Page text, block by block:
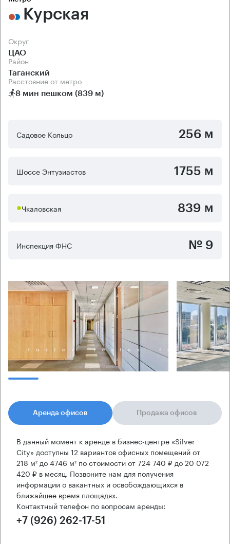
Курская
Округ
ЦАО
Район
Таганский
Расстояние от метро
8 мин пешком (839 м)
Садовое Кольцо 256 м
Шоссе Энтузиастов 1755 м
Чкаловская 839 м
Инспекция ФНС № 9
Аренда офисов Продажа офисов
В данный момент к аренде в бизнес-центре «Silver
City» доступны 12 вариантов офисных помещений от
218 м² до 4746 м² по стоимости от 724 740 ₽ до 20 072
420 ₽ в месяц. Позвоните нам для получения
информации о вакантных и освобождающихся в
ближайшее время площадях.
Контактный телефон по вопросам аренды:
+7 (926) 262-17-51